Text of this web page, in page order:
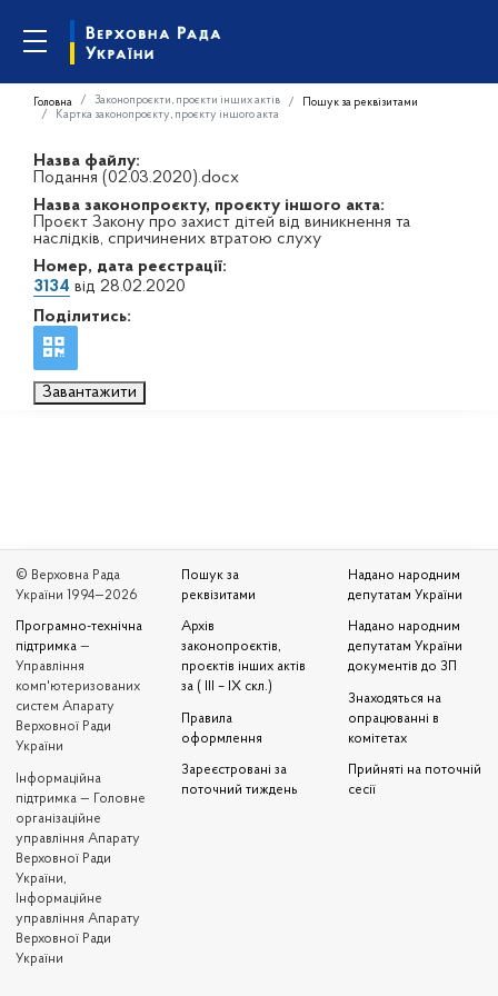
Головна Законопроєкти, проєкти інших актів
Пошук за реквізитами
Картка законопроєкту, проєкту іншого акта
Назва файлу:
Подання (02.03.2020).docx
Назва законопроєкту, проєкту іншого акта:
Проєкт Закону про захист дітей від виникнення та
наслідків, спричинених втратою слуху
Номер, дата реєстрації:
3134 від 28.02.2020
Поділитись:
Завантажити
© Верховна Рада
України 1994—2026
Програмно-технічна
підтримка —
Управління
комп'ютеризованих
систем Апарату
Верховної Ради
України
Iнформаційна
підтримка — Головне
організаційне
управління Апарату
Верховної Ради
України,
Інформаційне
управління Апарату
Верховної Ради
України
Пошук за
реквізитами
Архів
законопроєктів,
проєктів інших актів
за ( III – IX скл.)
Правила
оформлення
Зареєстровані за
поточний тиждень
Надано народним
депутатам України
Надано народним
депутатам України
документів до ЗП
Знаходяться на
опрацюванні в
комітетах
Прийняті на поточній
сесії